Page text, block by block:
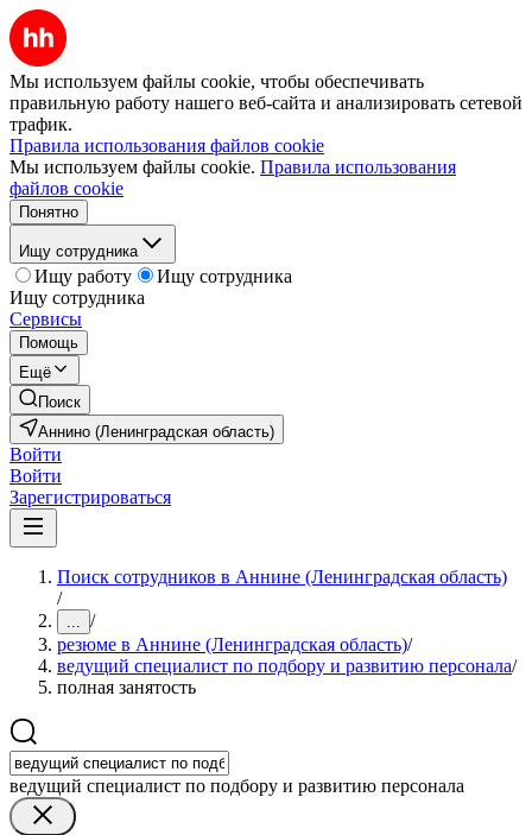
Мы используем файлы cookie, чтобы обеспечивать
правильную работу нашего веб-сайта и анализировать сетевой
трафик.
Правила использования файлов cookie
Мы используем файлы cookie. Правила использования
файлов cookie
Понятно
Ищу сотрудника
Ищу работу
Ищу сотрудника
Ищу сотрудника
Сервисы
Помощь
Ещё
Поиск
Аннино (Ленинградская область)
Войти
Войти
Зарегистрироваться
Поиск сотрудников в Аннине (Ленинградская область)
/
... /
резюме в Аннине (Ленинградская область)/
ведущий специалист по подбору и развитию персонала/
полная занятость
ведущий специалист по подбору и развитию персонала